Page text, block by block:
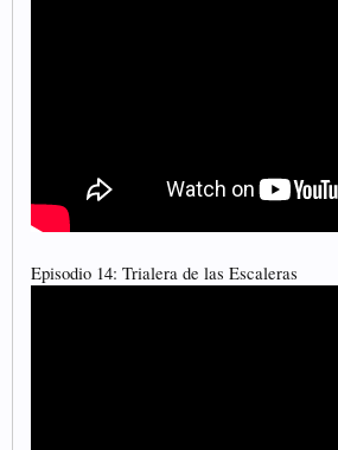
Episodio 14: Trialera de las Escaleras